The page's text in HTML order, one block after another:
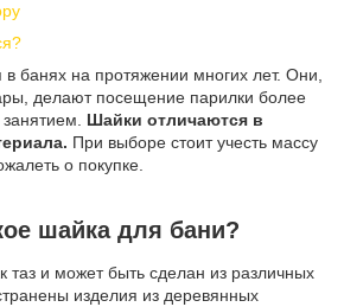
в банях на протяжении многих лет. Они,
делают посещение парилки более
Шайки отличаются в
При выборе стоит учесть массу
о покупке.
шайка для бани?
таз и может быть сделан из различных
изделия из деревянных